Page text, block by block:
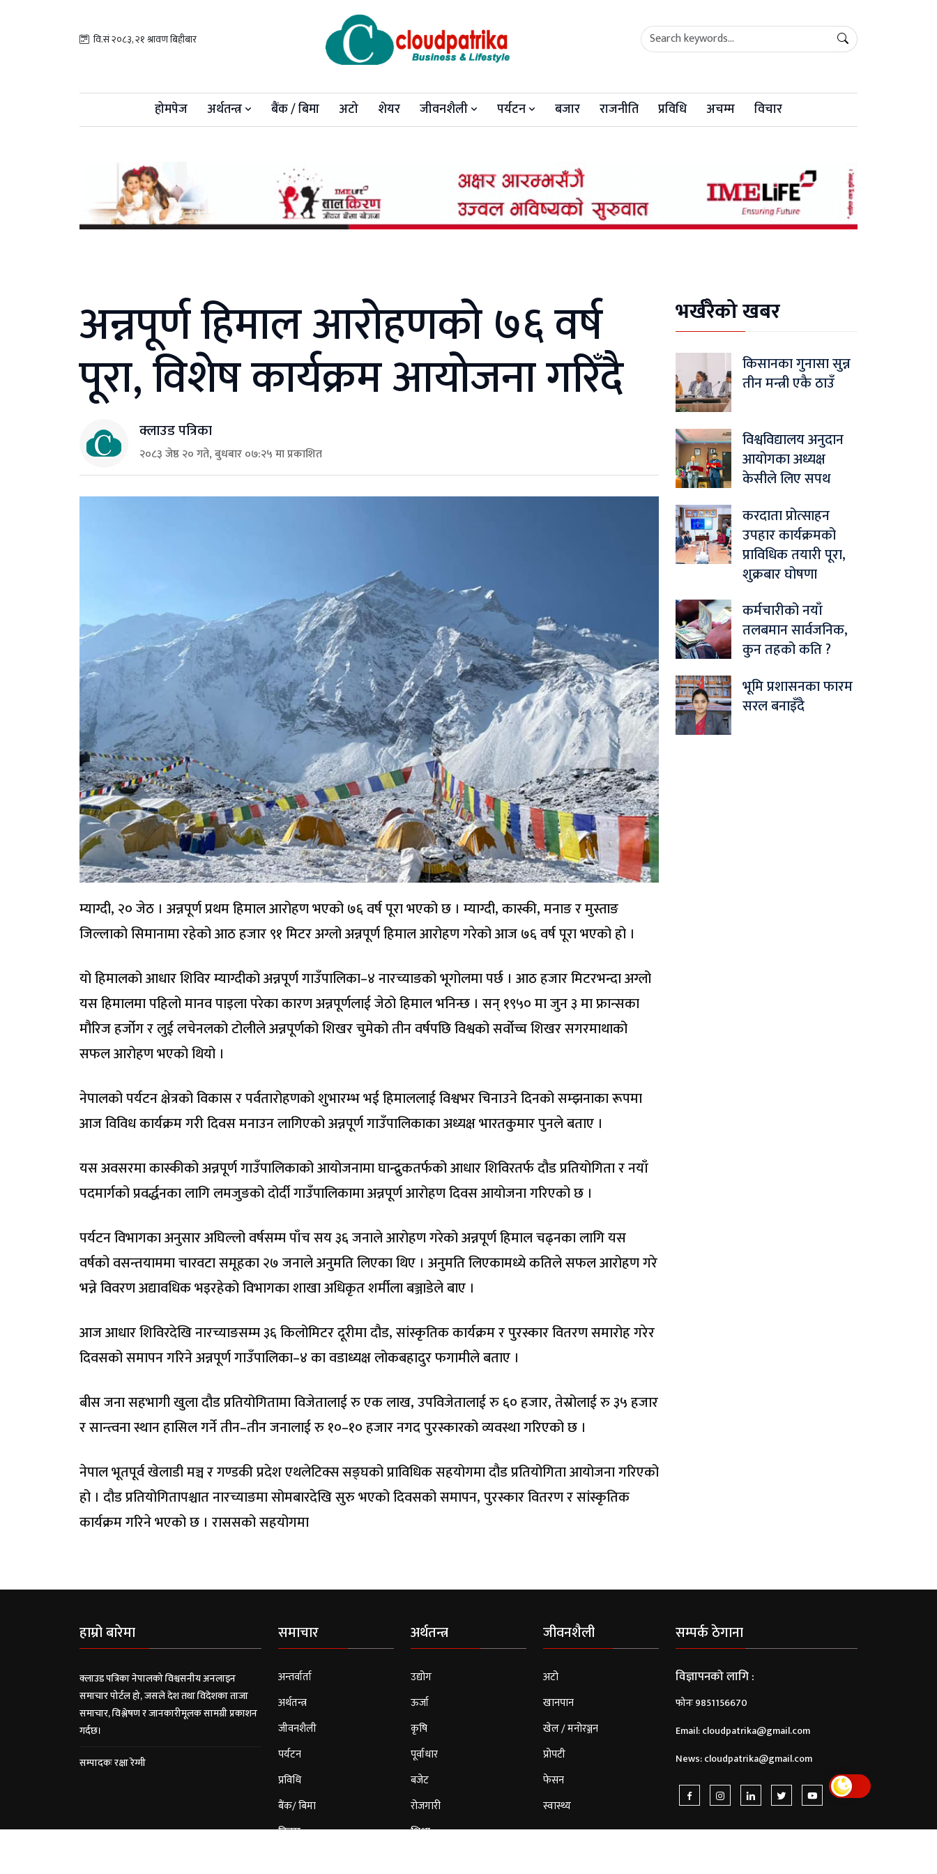
वि.सं २०८३, २१ श्रावण बिहीबार
होमपेज अर्थतन्त्र बैंक / बिमा अटो शेयर जीवनशैली पर्यटन बजार राजनीति प्रविधि अचम्म विचार
अन्नपूर्ण हिमाल आरोहणको ७६ वर्ष
पूरा, विशेष कार्यक्रम आयोजना गरिँदै
क्लाउड पत्रिका
२०८३ जेष्ठ २० गते, बुधबार ०७:२५ मा प्रकाशित
म्याग्दी, २० जेठ । अन्नपूर्ण प्रथम हिमाल आरोहण भएको ७६ वर्ष पूरा भएको छ । म्याग्दी, कास्की, मनाङ र मुस्ताङ
जिल्लाको सिमानामा रहेको आठ हजार ९१ मिटर अग्लो अन्नपूर्ण हिमाल आरोहण गरेको आज ७६ वर्ष पूरा भएको हो ।
यो हिमालको आधार शिविर म्याग्दीको अन्नपूर्ण गाउँपालिका–४ नारच्याङको भूगोलमा पर्छ । आठ हजार मिटरभन्दा अग्लो
यस हिमालमा पहिलो मानव पाइला परेका कारण अन्नपूर्णलाई जेठो हिमाल भनिन्छ । सन् १९५० मा जुन ३ मा फ्रान्सका
मौरिज हर्जोग र लुई लचेनलको टोलीले अन्नपूर्णको शिखर चुमेको तीन वर्षपछि विश्वको सर्वोच्च शिखर सगरमाथाको
सफल आरोहण भएको थियो ।
नेपालको पर्यटन क्षेत्रको विकास र पर्वतारोहणको शुभारम्भ भई हिमाललाई विश्वभर चिनाउने दिनको सम्झनाका रूपमा
आज विविध कार्यक्रम गरी दिवस मनाउन लागिएको अन्नपूर्ण गाउँपालिकाका अध्यक्ष भारतकुमार पुनले बताए ।
यस अवसरमा कास्कीको अन्नपूर्ण गाउँपालिकाको आयोजनामा घान्द्रुकतर्फको आधार शिविरतर्फ दौड प्रतियोगिता र नयाँ
पदमार्गको प्रवर्द्धनका लागि लमजुङको दोर्दी गाउँपालिकामा अन्नपूर्ण आरोहण दिवस आयोजना गरिएको छ ।
पर्यटन विभागका अनुसार अघिल्लो वर्षसम्म पाँच सय ३६ जनाले आरोहण गरेको अन्नपूर्ण हिमाल चढ्नका लागि यस
वर्षको वसन्तयाममा चारवटा समूहका २७ जनाले अनुमति लिएका थिए । अनुमति लिएकामध्ये कतिले सफल आरोहण गरे
भन्ने विवरण अद्यावधिक भइरहेको विभागका शाखा अधिकृत शर्मीला बञ्जाडेले बाए ।
आज आधार शिविरदेखि नारच्याङसम्म ३६ किलोमिटर दूरीमा दौड, सांस्कृतिक कार्यक्रम र पुरस्कार वितरण समारोह गरेर
दिवसको समापन गरिने अन्नपूर्ण गाउँपालिका–४ का वडाध्यक्ष लोकबहादुर फगामीले बताए ।
बीस जना सहभागी खुला दौड प्रतियोगितामा विजेतालाई रु एक लाख, उपविजेतालाई रु ६० हजार, तेस्रोलाई रु ३५ हजार
र सान्त्वना स्थान हासिल गर्ने तीन–तीन जनालाई रु १०–१० हजार नगद पुरस्कारको व्यवस्था गरिएको छ ।
नेपाल भूतपूर्व खेलाडी मञ्च र गण्डकी प्रदेश एथलेटिक्स सङ्घको प्राविधिक सहयोगमा दौड प्रतियोगिता आयोजना गरिएको
हो । दौड प्रतियोगितापश्चात नारच्याङमा सोमबारदेखि सुरु भएको दिवसको समापन, पुरस्कार वितरण र सांस्कृतिक
कार्यक्रम गरिने भएको छ । राससको सहयोगमा
भर्खरैको खबर
किसानका गुनासा सुन्न
तीन मन्त्री एकै ठाउँ
विश्वविद्यालय अनुदान
आयोगका अध्यक्ष
केसीले लिए सपथ
करदाता प्रोत्साहन
उपहार कार्यक्रमको
प्राविधिक तयारी पूरा,
शुक्रबार घोषणा
कर्मचारीको नयाँ
तलबमान सार्वजनिक,
कुन तहको कति ?
भूमि प्रशासनका फारम
सरल बनाइँदै
हाम्रो बारेमा
क्लाउड पत्रिका नेपालको विश्वसनीय अनलाइन
समाचार पोर्टल हो, जसले देश तथा विदेशका ताजा
समाचार, विश्लेषण र जानकारीमूलक सामग्री प्रकाशन
गर्दछ।
सम्पादकः रक्षा रेग्मी
समाचार
अन्तर्वार्ता
अर्थतन्त्र
जीवनशैली
पर्यटन
प्रविधि
बैंक/ बिमा
विचार
अर्थतन्त्र
उद्योग
ऊर्जा
कृषि
पूर्वाधार
बजेट
रोजगारी
शिक्षा
जीवनशैली
अटो
खानपान
खेल / मनोरञ्जन
प्रोपटी
फेसन
स्वास्थ्य
सम्पर्क ठेगाना
विज्ञापनको लागि :
फोनः 9851156670
Email:cloudpatrika@gmail.com
News:cloudpatrika@gmail.com